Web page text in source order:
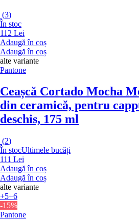
(3)
În stoc
112 Lei
Adaugă în coș
Adaugă în coș
alte variante
Pantone
Ceașcă Cortado Mocha
din ceramică, pentru
deschis, 175 ml
(2)
În stocUltimele bucăți
111 Lei
Adaugă în coș
Adaugă în coș
alte variante
+5+6
-15%
Pantone